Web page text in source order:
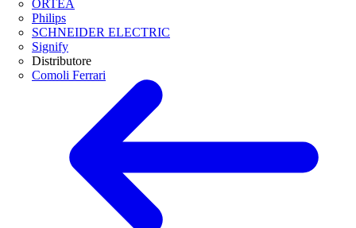
ORTEA
Philips
SCHNEIDER ELECTRIC
Signify
Distributore
Comoli Ferrari